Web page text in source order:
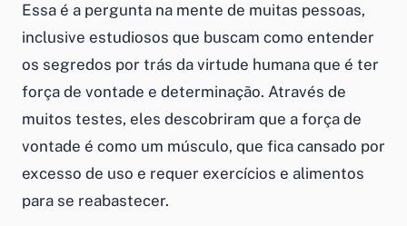
Essa é a pergunta na mente de muitas pessoas,
inclusive estudiosos que buscam como entender
os segredos por trás da virtude humana que é ter
força de vontade e determinação. Através de
muitos testes, eles descobriram que a força de
vontade é como um músculo, que fica cansado por
excesso de uso e requer exercícios e alimentos
para se reabastecer.